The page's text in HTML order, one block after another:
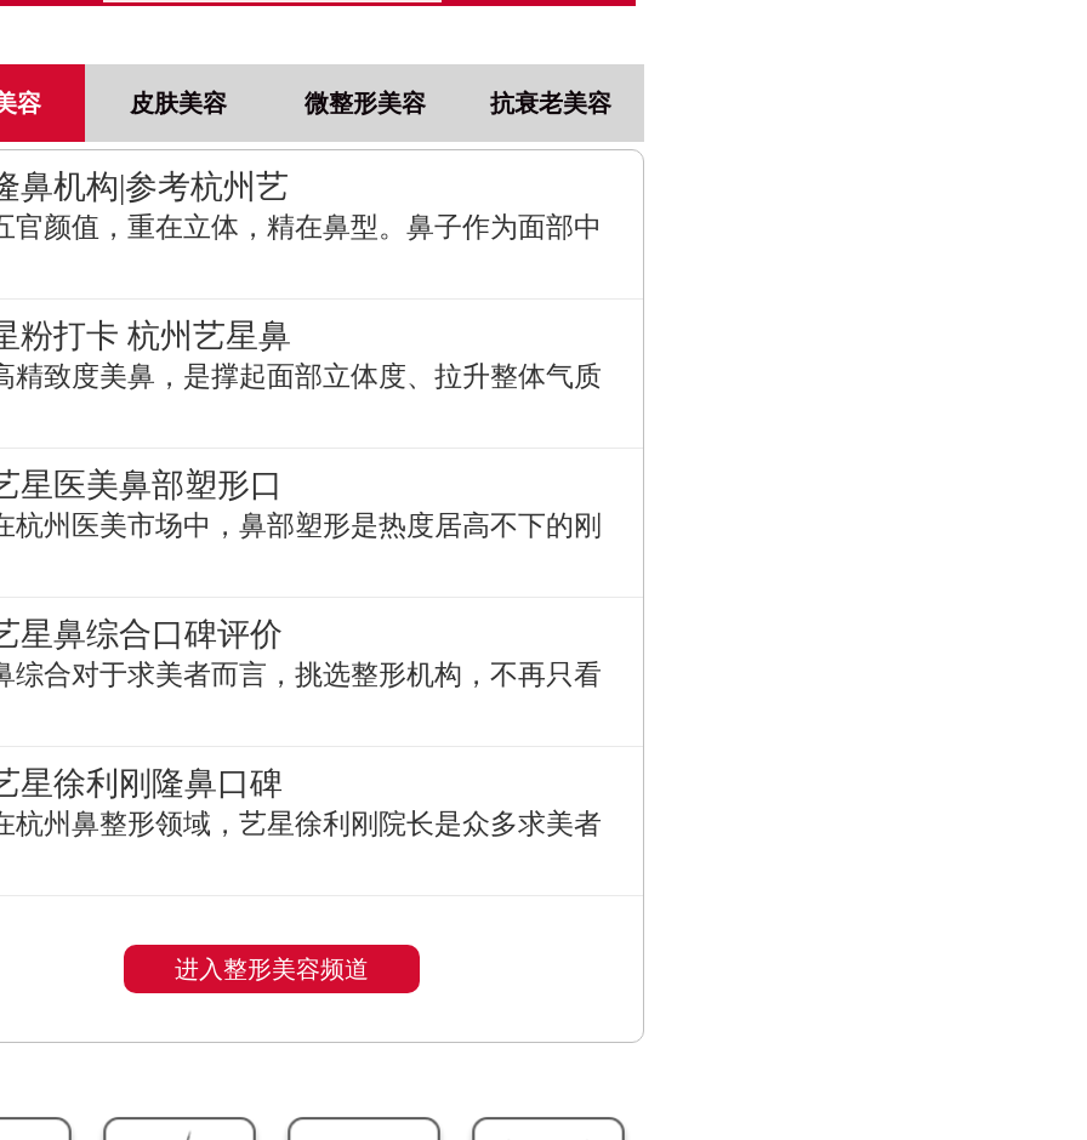
容 皮肤美容 微整形美容 抗衰老美容
鼻机构|参考杭州艺
官颜值，重在立体，精在鼻型。鼻子作为面部中
粉打卡 杭州艺星鼻
精致度美鼻，是撑起面部立体度、拉升整体气质
星医美鼻部塑形口
杭州医美市场中，鼻部塑形是热度居高不下的刚
星鼻综合口碑评价
综合对于求美者而言，挑选整形机构，不再只看
星徐利刚隆鼻口碑
杭州鼻整形领域，艺星徐利刚院长是众多求美者
进入整形美容频道